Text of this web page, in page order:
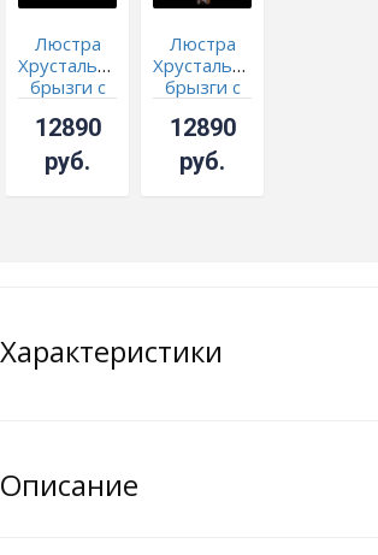
Люстра
Хрустальные
брызги с
журавлик
12890
руб.
Люстра
Хрустальные
брызги с
журавлик
чайная
12890
руб.
Характеристики
Описание